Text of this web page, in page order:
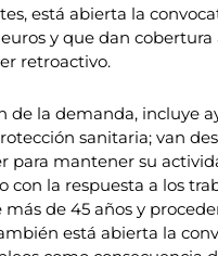
está abierta la
y que dan
retroactivo.
la demanda, incluye
sanitaria; van
para mantener su
la respuesta a los
de 45 años y
está abierta la